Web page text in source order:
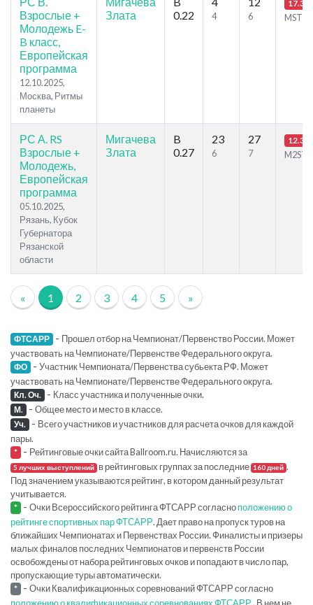
Взрослые +
Молодежь E-
B класс,
Европейская
программа
12.10.2025,
Москва, Ритмы
планеты
Злата
0.22
4 6
17.32
MSTB
РС А. RS
Взрослые +
Молодежь,
Европейская
программа
05.10.2025,
Рязань, Кубок
Губернатора
Рязанской
области
Мигачева
Злата
B
0.27
23
6
27
7
12.32
M2ST
« 1 2 3 4 5 »
ФТСАРР - Прошел отбор на Чемпионат/Первенство России. Может
участвовать на Чемпионате/Первенстве Федерального округа.
ФО - Участник Чемпионата/Первенства субьекта РФ. Может
участвовать на Чемпионате/Первенстве Федерального округа.
Кл. Оч. - Класс участника и полученные очки.
М. - Общее место и место в классе.
Уч. - Всего участников и участников для расчета очков для каждой
пары.
* - Рейтинговые очки сайта Ballroom.ru. Начисляются за
5 лучших выступлений в рейтинговых группах за последние 160 дней .
Под значением указываются рейтинг, в котором данный результат
учитывается.
* - Очки Всероссийского рейтинга ФТСАРР согласноположению о
рейтинге спортивных пар ФТСАРР. Дает право на пропуск туров на
ближайших Чемпионатах и Первенствах России. Финалисты и призеры
малых финалов последних Чемпионатов и первенств России
освобождены от набора рейтинговых очков и попадают в число пар,
пропускающие туры автоматически.
* - Очки Квалификационных соревнований ФТСАРР согласно
положению о квалификационных соревнованиях ФТСАРР. В нем не